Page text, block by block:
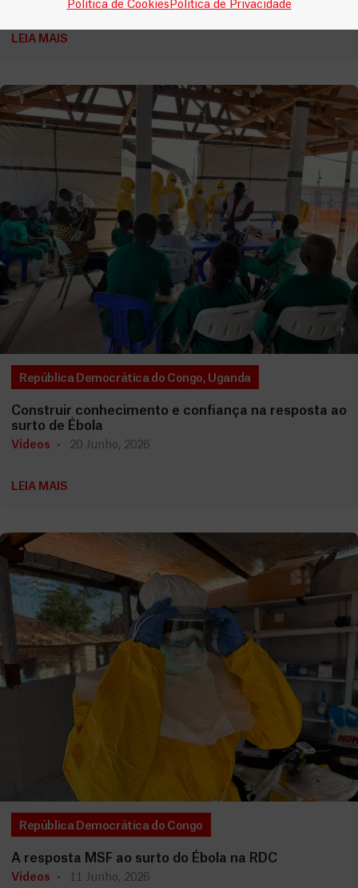
Política de Cookies Política de Privacidade
LEIA MAIS
República Democrática do Congo, Uganda
Construir conhecimento e confiança na resposta ao
surto de Ébola
Vídeos 20 Junho, 2026
LEIA MAIS
República Democrática do Congo
A resposta MSF ao surto do Ébola na RDC
Vídeos 11 Junho, 2026